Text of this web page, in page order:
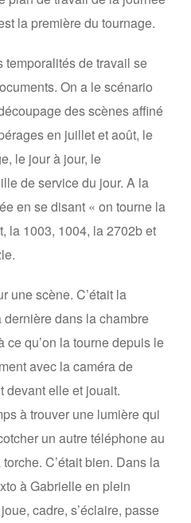
la première du tournage.
temporalités de travail se
On a le scénario
des scènes affiné
en juillet et août, le
le jour à jour, le
de service du jour. A la
en se disant « on tourne la
la 1003, 1004, la 2702b et
une scène. C’était la
dans la chambre
ce qu’on la tourne depuis le
avec la caméra de
devant elle et jouait.
à trouver une lumière qui
un autre téléphone au
C’était bien. Dans la
à Gabrielle en plein
cadre, s’éclaire, passe